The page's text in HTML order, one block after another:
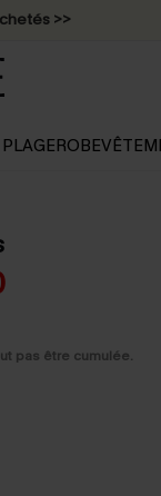
>>
ROBE
pas être cumulée.